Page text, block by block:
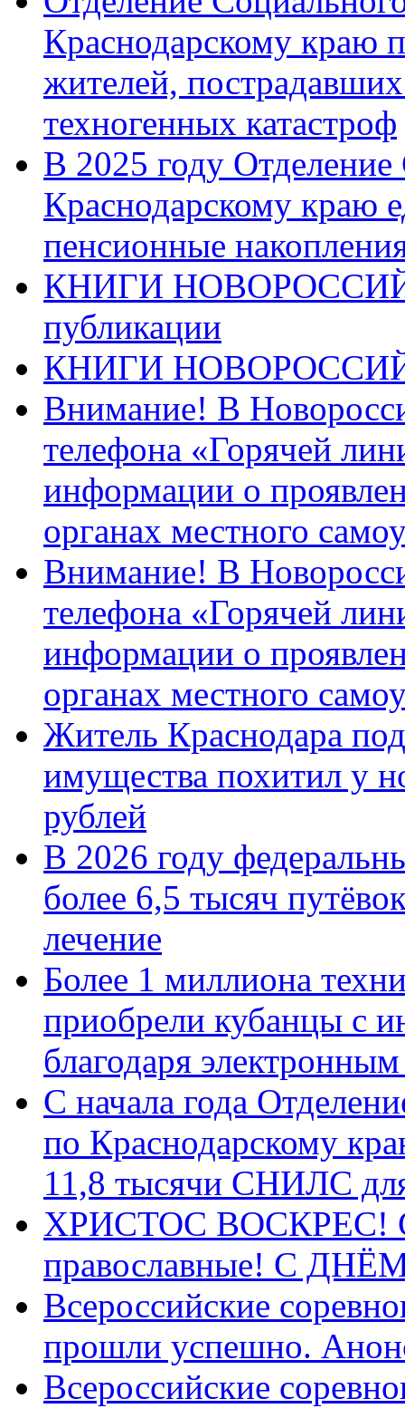
Краснодарскому краю
жителей,
техногенных катастроф
В 2025 году
Краснодарскому краю
пенсионные
КНИГИ
публикации
КНИГИ
Внимание! В
телефона «Горячей
информации о
органах местного
Внимание! В
телефона «Горячей
информации о
органах местного
Житель Краснодара
имущества похитил у
рублей
В 2026 году
более 6,5 тысяч
лечение
Более 1 миллиона
приобрели кубанцы с
благодаря
С начала года
по Краснодарскому
11,8 тысячи СНИЛС
ХРИСТОС ВОСКРЕС! С
православные! C
Всероссийские
прошли успешно.
Всероссийские